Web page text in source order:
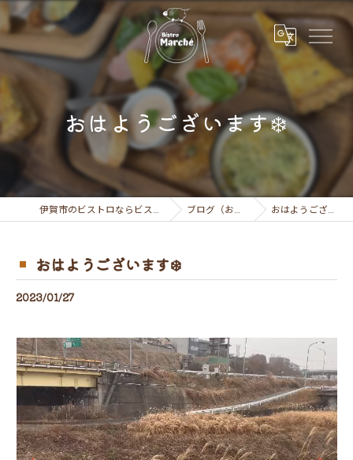
おはようございます❄️
伊賀市のビストロならビストロ マルシェ ブログ（お知らせ） おはようございます❄️
おはようございます❄️
2023/01/27